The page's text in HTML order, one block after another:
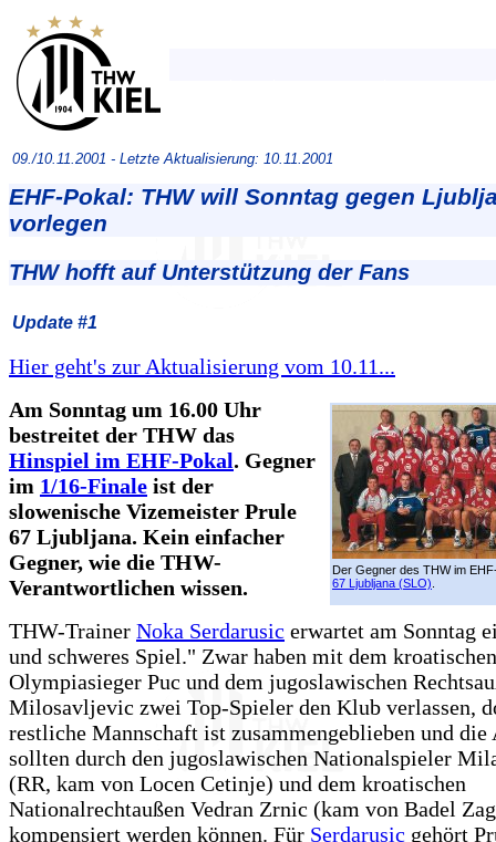
09./10.11.2001 - Letzte Aktualisierung: 10.11.2001
EHF-Pokal: THW will Sonntag gegen
vorlegen
THW hofft auf Unterstützung der Fans
Update #1
Hier geht's zur Aktualisierung vom 10.11...
Der Gegner des THW im
67 Ljubljana (SLO)
Am Sonntag um 16.00 Uhr
bestreitet der THW das
Hinspiel im EHF-Pokal. Gegner
im 1/16-Finale ist der
slowenische Vizemeister Prule
67 Ljubljana. Kein einfacher
Gegner, wie die THW-
Verantwortlichen wissen.
THW-Trainer Noka Serdarusic erwartet am Sonntag
und schweres Spiel." Zwar haben mit dem kroatischen
Olympiasieger Puc und dem jugoslawischen
Milosavljevic zwei Top-Spieler den Klub verlassen,
restliche Mannschaft ist zusammengeblieben und die
sollten durch den jugoslawischen Nationalspieler
(RR, kam von Locen Cetinje) und dem kroatischen
Nationalrechtaußen Vedran Zrnic (kam von Badel
kompensiert werden können. Für Serdarusic gehört